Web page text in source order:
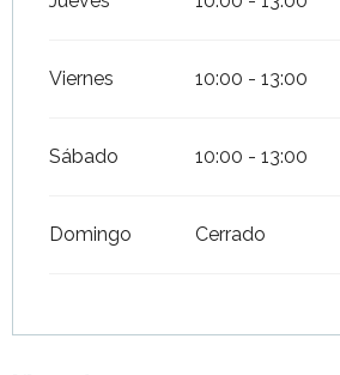
Viernes 10:00 - 13:00
Sábado 10:00 - 13:00
Domingo Cerrado